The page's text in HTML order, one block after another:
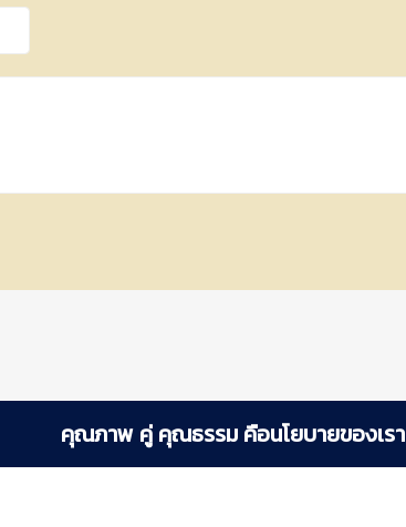
คุณภาพ คู่ คุณธรรม คือนโยบายของเรา